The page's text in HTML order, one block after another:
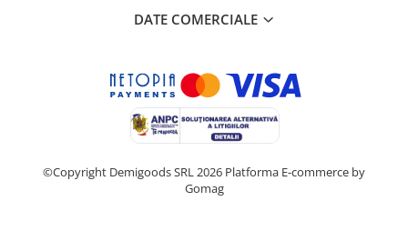
DATE COMERCIALE
©Copyright Demigoods SRL 2026 Platforma E-commerce by
Gomag